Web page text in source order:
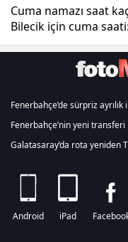
Cuma namazı saat
Bilecik için cuma saati:
Fenerbahçe’de sürpriz
Fenerbahçe’nin yeni
Galatasaray’da rota yeniden
Android iPad